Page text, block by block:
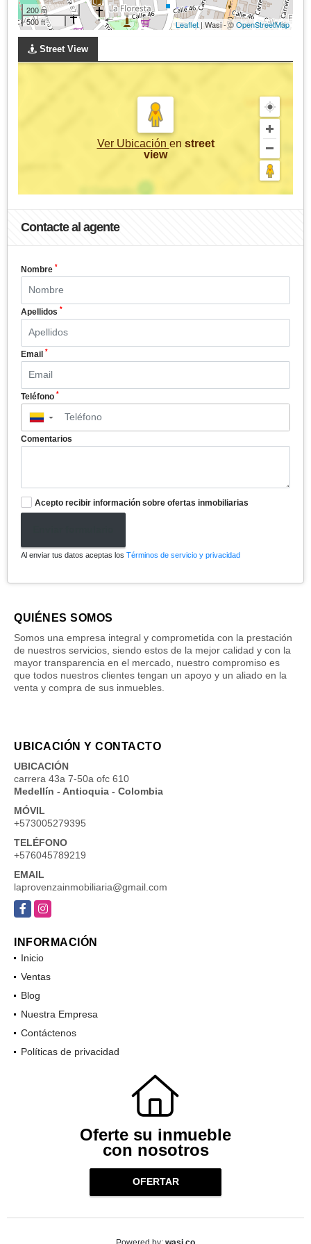
200 m
500 ft
Leaflet | Wasi - ©OpenStreetMap
Street View
Ver Ubicación en street
view
Contacte al agente
Nombre *
Apellidos *
Email *
Teléfono *
▼
Comentarios
Acepto recibir información sobre ofertas inmobiliarias
Al enviar tus datos aceptas los Términos de servicio y privacidad
QUIÉNES SOMOS
Somos una empresa integral y comprometida con la prestación
de nuestros servicios, siendo estos de la mejor calidad y con la
mayor transparencia en el mercado, nuestro compromiso es
que todos nuestros clientes tengan un apoyo y un aliado en la
venta y compra de sus inmuebles.
UBICACIÓN Y CONTACTO
UBICACIÓN
carrera 43a 7-50a ofc 610
Medellín - Antioquia - Colombia
MÓVIL
+573005279395
TELÉFONO
+576045789219
EMAIL
laprovenzainmobiliaria@gmail.com
FacebookInstagram
INFORMACIÓN
Inicio
Ventas
Blog
Nuestra Empresa
Contáctenos
Políticas de privacidad
Oferte su inmueble
con nosotros
OFERTAR